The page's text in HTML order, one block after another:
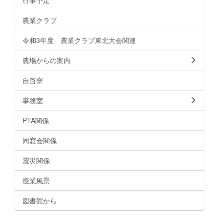
農業クラブ
令和3年度 農業クラブ東北大会関連
農場からの案内
自啓寮
事務室
PTA関係
同窓会関係
震災関係
授業風景
図書館から